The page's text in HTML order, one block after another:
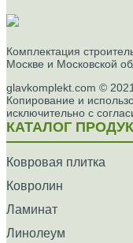
Комплектация
Москве и Московской
glavkomplekt.com © 2021
Копирование и
исключительно с
КАТАЛОГ
Ковровая плитка
Ковролин
Ламинат
Линолеум